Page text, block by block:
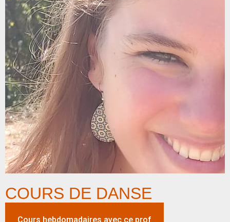
COURS DE DANSE
Cours hebdomadaires avec ce prof